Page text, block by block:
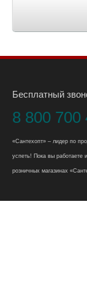
Бесплатный
8 800 700
«Сантехопт» – лидер по
успеть! Пока вы работаете
розничных магазинах